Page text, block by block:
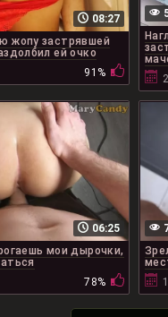
08:27
жопу застрявшей
ей очко
91%
06:25
мои дырочки,
78%